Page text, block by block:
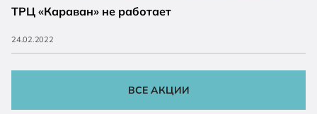
ТРЦ «Караван» не работает
24.02.2022
ВСЕ АКЦИИ